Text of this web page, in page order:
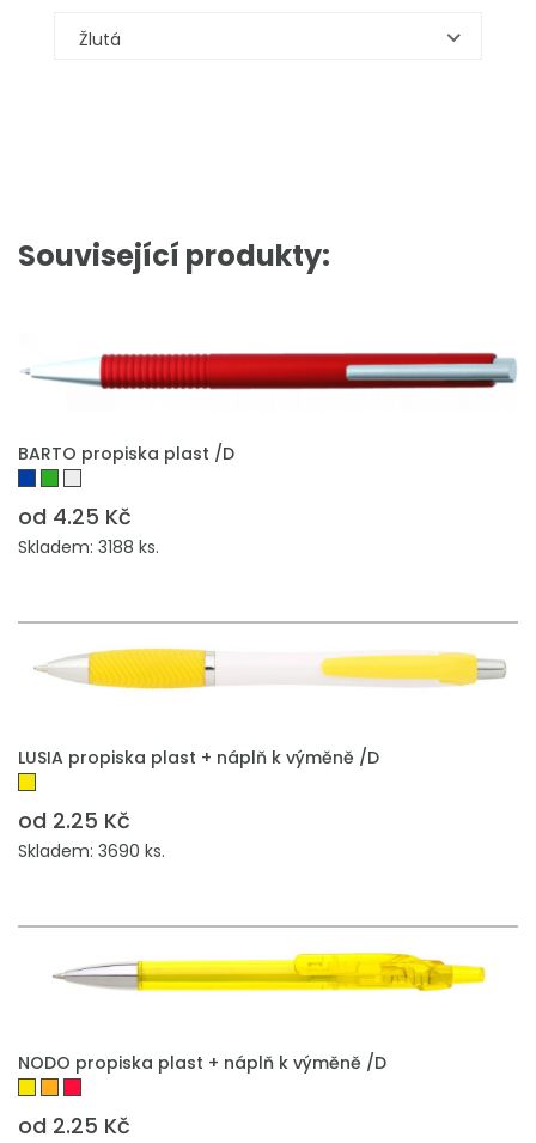
Žlutá
Související produkty:
BARTO propiska plast /D
od 4.25 Kč
Skladem: 3188 ks.
LUSIA propiska plast + náplň k výměně /D
od 2.25 Kč
Skladem: 3690 ks.
NODO propiska plast + náplň k výměně /D
od 2.25 Kč